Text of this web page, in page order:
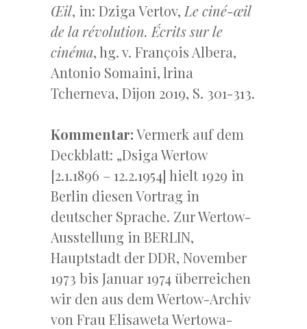
Œil, in: Dziga Vertov, Le ciné-œil
de la révolution. Écrits sur le
cinéma, hg. v. François Albera,
Antonio Somaini, lrina
Tcherneva, Dijon 2019, S. 301-313.
Kommentar:Vermerk auf dem
Deckblatt: „Dsiga Wertow
[2.1.1896 – 12.2.1954] hielt 1929 in
Berlin diesen Vortrag in
deutscher Sprache. Zur Wertow-
Ausstellung in BERLIN,
Hauptstadt der DDR, November
1973 bis Januar 1974 überreichen
wir den aus dem Wertow-Archiv
von Frau Elisaweta Wertowa-